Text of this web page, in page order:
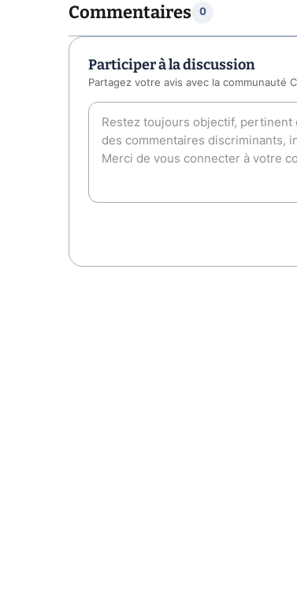
Commentaires 0
Participer à la discussion
Partagez votre avis avec la communauté